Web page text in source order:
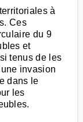
à
Ces
du 9
et
tenus de les
invasion
dans le
les